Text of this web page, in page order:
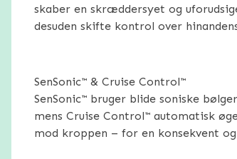
skaber en skræddersyet og
desuden skifte kontrol over
SenSonic™ & Cruise Control™
SenSonic™ bruger blide soniske
mens Cruise Control™ automatisk
mod kroppen – for en konsekvent